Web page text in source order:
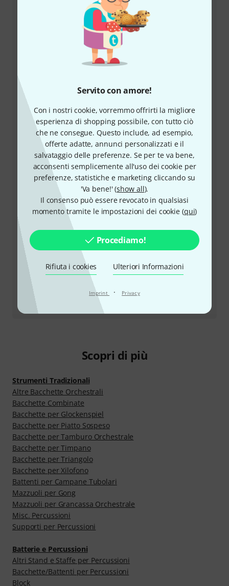
Servito con amore!
Con i nostri cookie, vorremmo offrirti la migliore
esperienza di shopping possibile, con tutto ciò
che ne consegue. Questo include, ad esempio,
offerte adatte, annunci personalizzati e il
salvataggio delle preferenze. Se per te va bene,
acconsenti semplicemente all'uso dei cookie per
preferenze, statistiche e marketing cliccando su
'Va bene!' (show all).
Il consenso può essere revocato in qualsiasi
momento tramite le impostazioni dei cookie (qui)
Procediamo!
Rifiuta i cookies Ulteriori Informazioni
Imprint · Privacy
Il nostro servizio clienti è a disposizione in caso di
domande o problemi dopo l'acquisto.
Prepara il tuo numero cliente
Orari di apertura (CEST - Ora legale
dell'Europa centrale)
Utilizza il servizio di richiamata
Restituire un prodotto
Scopri di più
Strumenti Tradizionali
Altre Bacchette Orchestrali
Bacchette Combinate
Bacchette per Glockenspiel
Bacchette per Piatto Sospeso
Bacchette per Tamburo Orchestrale
Bacchette per Timpano
Bacchette per Triangolo
Bacchette per Xilofono
Battenti per Campane Tubolari
Mazzuoli per Gong
Mazzuoli per Grancassa Orchestrale
Misc. Percussioni
Supporti per Percussioni
Batterie e Percussioni
Altri Stand e Staffe per Percussioni
Bacchette/Battenti per Percussioni
Block